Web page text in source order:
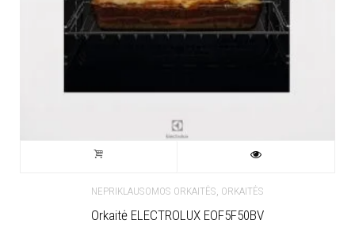
NEPRIKLAUSOMOS ORKAITĖS, ORKAITĖS
Orkaitė ELECTROLUX EOF5F50BV